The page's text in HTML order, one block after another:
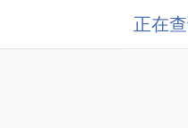
正在